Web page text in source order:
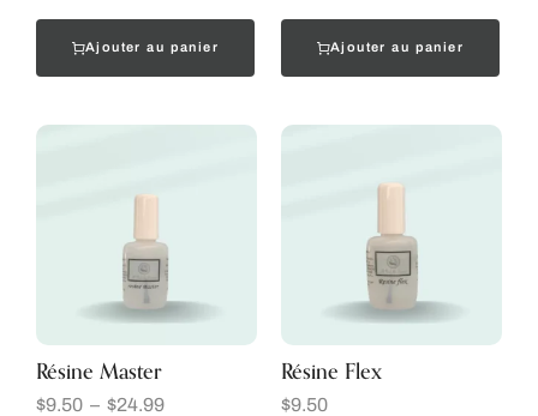
Ajouter au panier Ajouter au panier
Résine Master
$9.50 – $24.99
Résine Flex
$9.50